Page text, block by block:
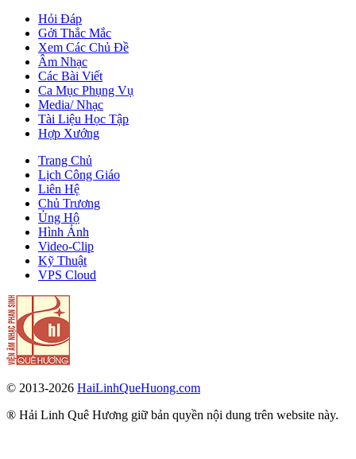
Hỏi Đáp
Gởi Thắc Mắc
Xem Các Chủ Đề
Âm Nhạc
Các Bài Viết
Ca Mục Phụng Vụ
Media/ Nhạc
Tài Liệu Học Tập
Hợp Xướng
Trang Chủ
Lịch Công Giáo
Liên Hệ
Chủ Trương
Ủng Hộ
Hình Ảnh
Video-Clip
Kỹ Thuật
VPS Cloud
© 2013-2026 HaiLinhQueHuong.com
® Hải Linh Quê Hương giữ bản quyền nội dung trên website này.